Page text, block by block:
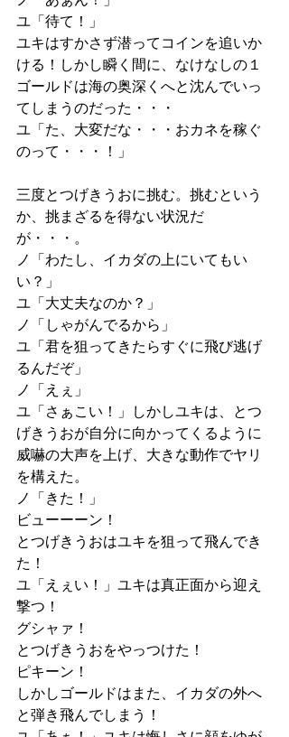
ユ「待て！」
ユキはすかさず潜ってコインを追いか
ける！しかし瞬く間に、なけなしの１
ゴールドは海の奥深くへと沈んでいっ
てしまうのだった・・・
ユ「た、大変だな・・・おカネを稼ぐ
のって・・・！」
三度とつげきうおに挑む。挑むという
か、挑まざるを得ない状況だ
が・・・。
ノ「わたし、イカダの上にいてもい
い？」
ユ「大丈夫なのか？」
ノ「しゃがんでるから」
ユ「君を狙ってきたらすぐに飛び逃げ
るんだぞ」
ノ「えぇ」
ユ「さぁこい！」しかしユキは、とつ
げきうおが自分に向かってくるように
威嚇の大声を上げ、大きな動作でヤリ
を構えた。
ノ「きた！」
ビューーーン！
とつげきうおはユキを狙って飛んでき
た！
ユ「えぇい！」ユキは真正面から迎え
撃つ！
グシャァ！
とつげきうおをやっつけた！
ピキーン！
しかしゴールドはまた、イカダの外へ
と弾き飛んでしまう！